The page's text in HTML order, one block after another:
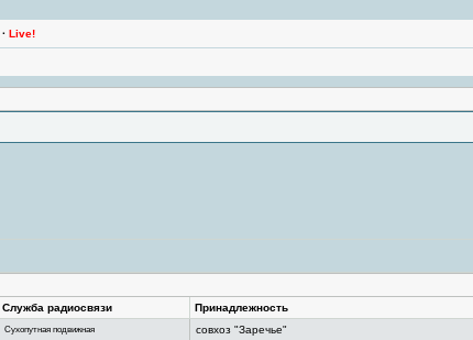
· Live!
Служба радиосвязи Принадлежность
Сухопутная подвижная совхоз "Заречье"